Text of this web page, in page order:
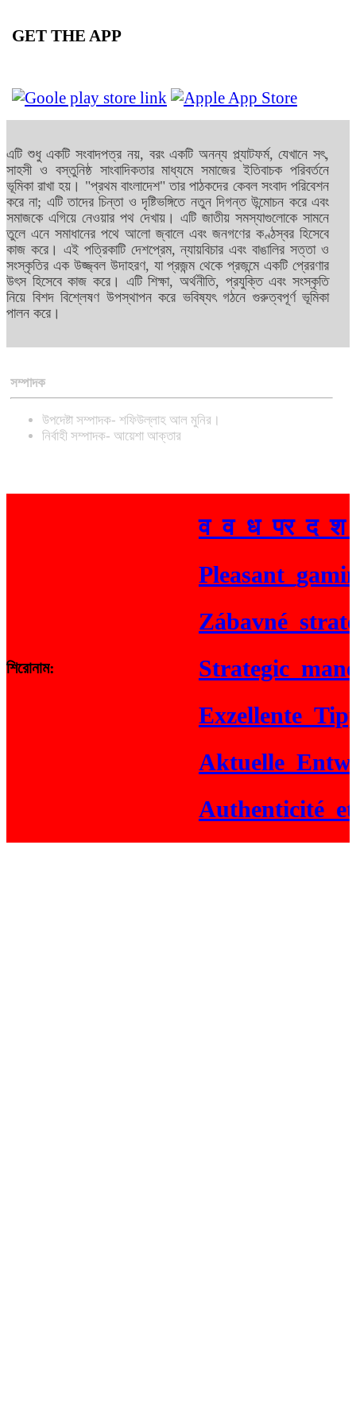
GET THE APP
এটি শুধু একটি সংবাদপত্র নয়, বরং একটি অনন্য প্ল্যাটফর্ম, যেখানে সৎ,
সাহসী ও বস্তুনিষ্ঠ সাংবাদিকতার মাধ্যমে সমাজের ইতিবাচক পরিবর্তনে
ভূমিকা রাখা হয়। "প্রথম বাংলাদেশ" তার পাঠকদের কেবল সংবাদ পরিবেশন
করে না; এটি তাদের চিন্তা ও দৃষ্টিভঙ্গিতে নতুন দিগন্ত উন্মোচন করে এবং
সমাজকে এগিয়ে নেওয়ার পথ দেখায়। এটি জাতীয় সমস্যাগুলোকে সামনে
তুলে এনে সমাধানের পথে আলো জ্বালে এবং জনগণের কণ্ঠস্বর হিসেবে
কাজ করে। এই পত্রিকাটি দেশপ্রেম, ন্যায়বিচার এবং বাঙালির সত্তা ও
সংস্কৃতির এক উজ্জ্বল উদাহরণ, যা প্রজন্ম থেকে প্রজন্মে একটি প্রেরণার
উৎস হিসেবে কাজ করে। এটি শিক্ষা, অর্থনীতি, প্রযুক্তি এবং সংস্কৃতি
নিয়ে বিশদ বিশ্লেষণ উপস্থাপন করে ভবিষ্যৎ গঠনে গুরুত্বপূর্ণ ভূমিকা
পালন করে।
সম্পাদক
উপদেষ্টা সম্পাদক- শফিউল্লাহ আল মুনির।
নির্বাহী সম্পাদক- আয়েশা আক্তার
শিরোনাম: